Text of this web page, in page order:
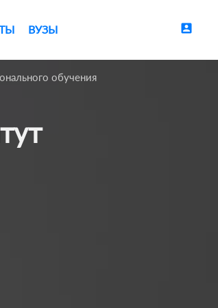
ВУЗЫ account_box
обучения